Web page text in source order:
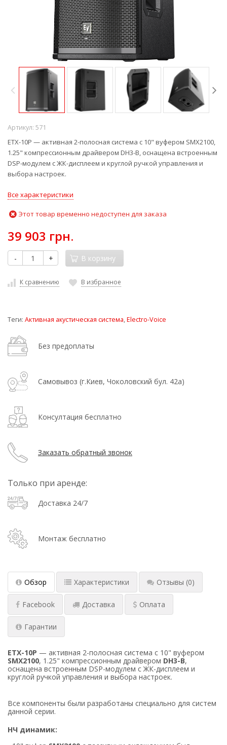
Артикул: 571
ETX-10P — активная 2-полосная система с 10" вуфером SMX2100,
1.25" компрессионным драйвером DH3-B, оснащена встроенным
DSP-модулем с ЖК-дисплеем и круглой ручкой управления и
выбора настроек.
Все характеристики
Этот товар временно недоступен для заказа
39 903 грн.
- + В корзину
К сравнению В избранное
Теги: Активная акустическая система,Electro-Voice
Без предоплаты
Самовывоз (г.Киев, Чоколовский бул. 42а)
Консултация бесплатно
Заказать обратный звонок
Только при аренде:
Доставка 24/7
Монтаж бесплатно
Обзор Характеристики Отзывы (0)
Facebook Доставка Оплата
Гарантии
ETX-10P — активная 2-полосная система с 10" вуфером
SMX2100, 1.25" компрессионным драйвером DH3-B,
оснащена встроенным DSP-модулем с ЖК-дисплеем и
круглой ручкой управления и выбора настроек.
Все компоненты были разработаны специально для систем
данной серии.
НЧ динамик: